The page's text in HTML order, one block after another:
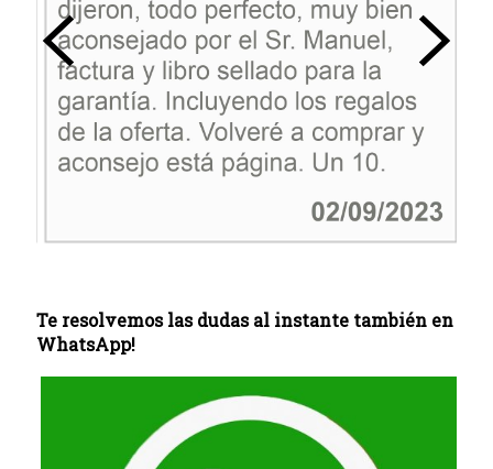
Te resolvemos las dudas al instante también en
WhatsApp!